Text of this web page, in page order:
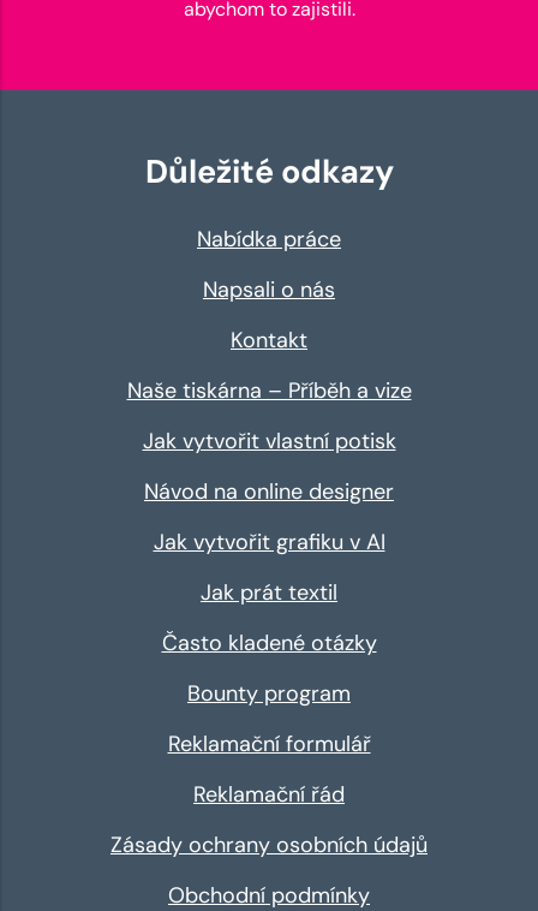
abychom to zajistili.
Důležité odkazy
Nabídka práce
Napsali o nás
Kontakt
Naše tiskárna – Příběh a vize
Jak vytvořit vlastní potisk
Návod na online designer
Jak vytvořit grafiku v AI
Jak prát textil
Často kladené otázky
Bounty program
Reklamační formulář
Reklamační řád
Zásady ochrany osobních údajů
Obchodní podmínky